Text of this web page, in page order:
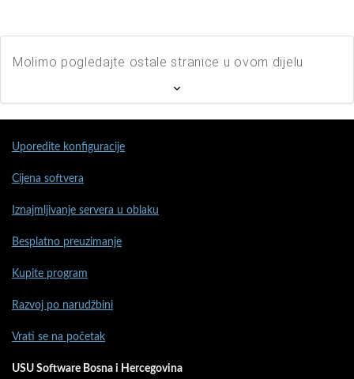
Molimo pogledajte ostale stranice u ovom dijelu
Uporedite konfiguracije
Cijena softvera
Iznajmljivanje servera u oblaku
Besplatno preuzimanje
Kupite program
Razvoj po narudžbini
Vrati se na početak
USU Software Bosna i Hercegovina